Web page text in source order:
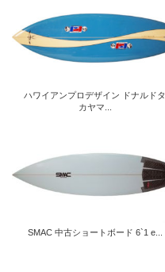
ハワイアンプロデザイン ドナルドタ
カヤマ...
SMAC 中古ショートボード 6`1 e...